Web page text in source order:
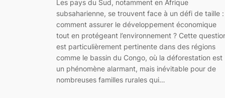
Les pays du Sud, notamment en Afrique
subsaharienne, se trouvent face à un défi de taille :
comment assurer le développement économique
tout en protégeant l’environnement ? Cette
est particulièrement pertinente dans des régions
comme le bassin du Congo, où la déforestation est
un phénomène alarmant, mais inévitable pour de
nombreuses familles rurales qui…